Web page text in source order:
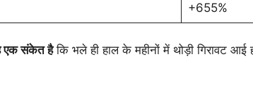
+655%
एक संकेत हैकि भले ही हाल के महीनों में थोड़ी गिरावट